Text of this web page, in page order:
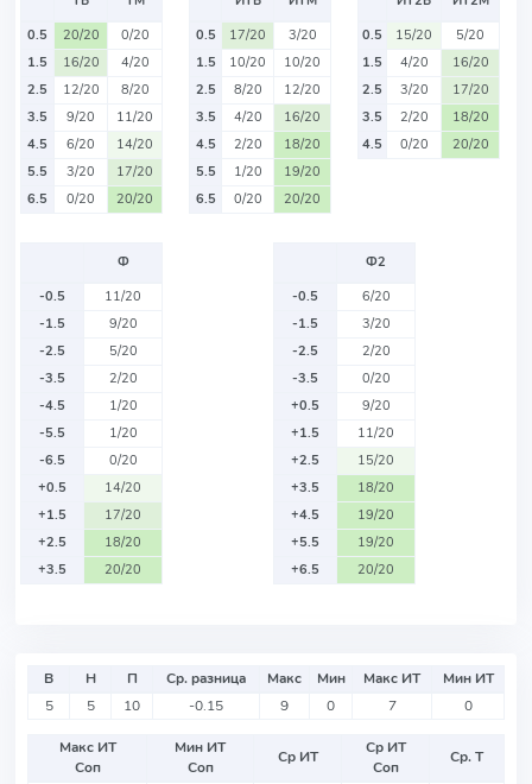
0.5
20/20
0/20
1.5
16/20
4/20
2.5
12/20
8/20
3.5
9/20
11/20
4.5
6/20
14/20
5.5
3/20
17/20
6.5
0/20 20/20
0.5
17/20
3/20
1.5
10/20
10/20
2.5
8/20
12/20
3.5
4/20
16/20
4.5
2/20
18/20
5.5
1/20
19/20
6.5
0/20 20/20
0.5
15/20
5/20
1.5
4/20
16/20
2.5
3/20
17/20
3.5
2/20
18/20
4.5
0/20 20/20
Ф
-0.5
11/20
-1.5
9/20
-2.5
5/20
-3.5
2/20
-4.5
1/20
-5.5
1/20
-6.5
0/20
+0.5
14/20
+1.5
17/20
+2.5
18/20
+3.5
20/20
Ф2
-0.5
6/20
-1.5
3/20
-2.5
2/20
-3.5
0/20
+0.5
9/20
+1.5
11/20
+2.5
15/20
+3.5
18/20
+4.5
19/20
+5.5
19/20
+6.5
20/20
В Н П Ср. разница Макс Мин Макс ИТ
Мин ИТ
5
5 10 -0.15 9 0 7 0
Макс ИТ
Соп
Мин ИТ
Соп
Ср ИТ
Ср ИТ
Соп
Ср. Т